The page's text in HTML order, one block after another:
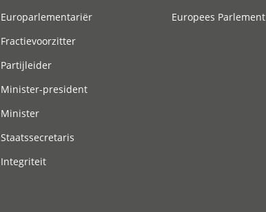
Europarlementariër
Fractievoorzitter
Partijleider
Minister-president
Minister
Staatssecretaris
Integriteit
Europees Parlement